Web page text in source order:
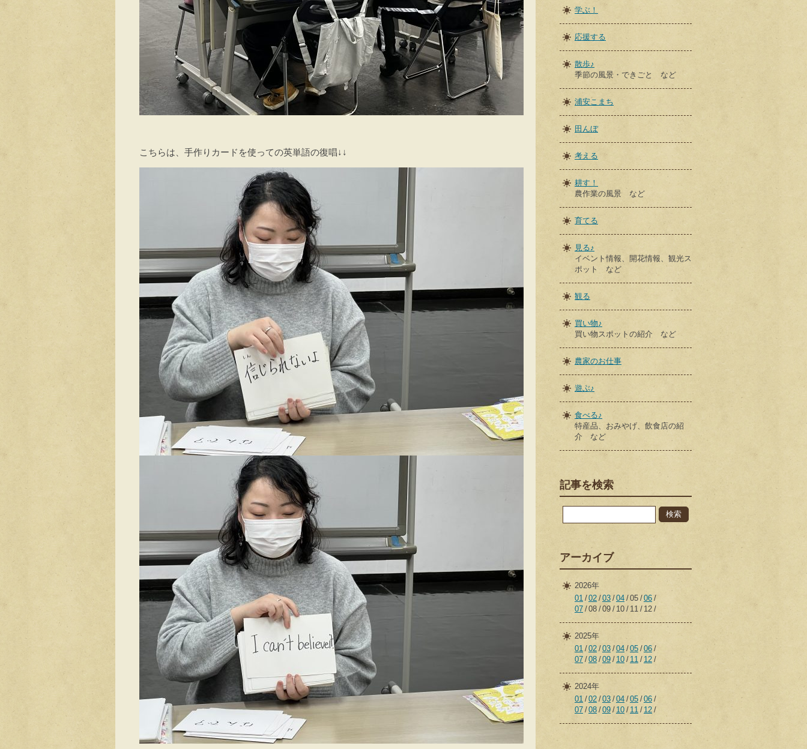
こちらは、手作りカードを使っての英単語の復唱↓↓
学ぶ！
応援する
散歩♪
季節の風景・できごと など
浦安こまち
田んぼ
考える
耕す！
農作業の風景 など
育てる
見る♪
イベント情報、開花情報、観光ス
ポット など
観る
買い物♪
買い物スポットの紹介 など
農家のお仕事
遊ぶ♪
食べる♪
特産品、おみやげ、飲食店の紹
介 など
記事を検索
アーカイブ
2026年
01 02 03 04 05 06
07 08 09 10 11 12
2025年
01 02 03 04 05 06
07 08 09 10 11 12
2024年
01 02 03 04 05 06
07 08 09 10 11 12